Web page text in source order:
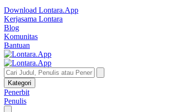
Download Lontara.App
Kerjasama Lontara
Blog
Komunitas
Bantuan
Kategori
Penerbit
Penulis